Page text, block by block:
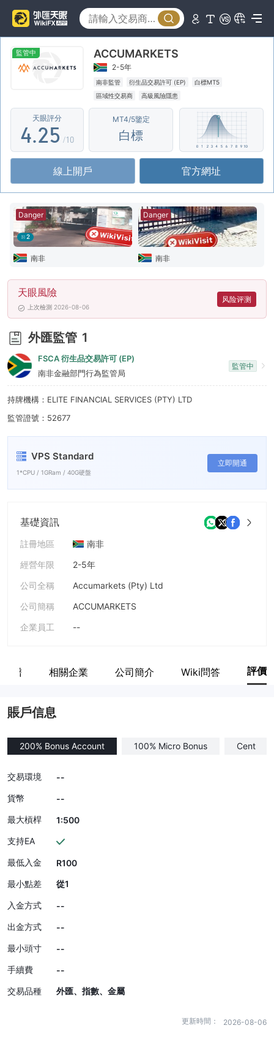
監管中 ACCUMARKETS
2-5年
南非監管 衍生品交易許可 (EP)
白標MT5
區域性交易商
高級風險隱患
天眼評分
0
1
3
4
5
6
7
8
9
.
1
2
3
4
5
6
7
8
9
0
1
2
4
5
6
7
8
9
/10
MT4/5鑒定
白標
線上開戶 官方網址
2
Danger
南非
Danger
南非
天眼風險
上次檢測 2026-08-06
风险评测
外匯監管 1
FSCA 衍生品交易許可 (EP)
南非金融部門行為監管局
監管中
持牌機構：ELITE FINANCIAL SERVICES (PTY) LTD
監管證號：52677
VPS Standard
1*CPU / 1GRam / 40G硬盤
立即開通
基礎資訊
註冊地區
南非
經營年限
2-5年
公司全稱
Accumarkets (Pty) Ltd
公司簡稱
ACCUMARKETS
企業員工
--
族譜 相關企業 公司簡介 Wiki問答 評價
賬戶信息
200% Bonus Account 100% Micro Bonus Cent
交易環境
--
貨幣
--
最大槓桿
1:500
支持EA
最低入金
R100
最小點差
從1
入金方式
--
出金方式
--
最小頭寸
--
手續費
--
交易品種
外匯、指數、金屬
更新時間： 2026-08-06